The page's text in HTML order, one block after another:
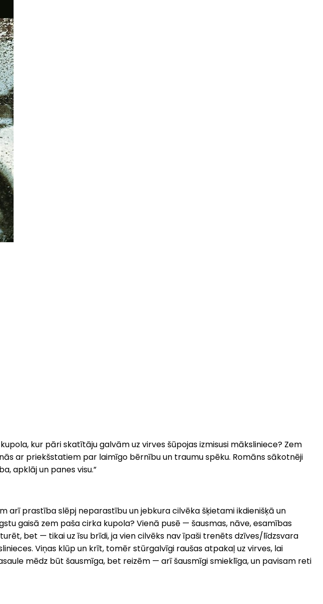
kur pāri skatītāju galvām uz virves šūpojas izmisusi māksliniece? Zem
ar priekšstatiem par laimīgo bērnību un traumu spēku. Romāns sākotnēji
apklāj un panes visu.”
arī prastība slēpj neparastību un jebkura cilvēka šķietami ikdienišķā un
gaisā zem paša cirka kupola? Vienā pusē — šausmas, nāve, esamības
bet — tikai uz īsu brīdi, ja vien cilvēks nav īpaši trenēts dzīves/līdzsvara
Viņas klūp un krīt, tomēr stūrgalvīgi raušas atpakaļ uz virves, lai
mēdz būt šausmīga, bet reizēm — arī šausmīgi smieklīga, un pavisam reti